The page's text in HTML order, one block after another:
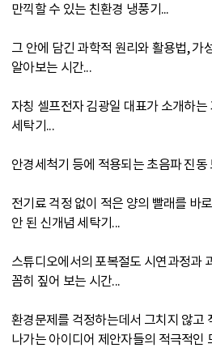
만끽할 수 있는 친환경 냉풍기...
그 안에 담긴 과학적 원리와 활용법, 가
알아보는 시간...
자칭 셀프전자 김광일 대표가 소개하
세탁기...
안경세척기 등에 적용되는 초음파 진동
전기료 걱정 없이 적은 양의 빨래를 바
안 된 신개념 세탁기...
스튜디오에서의 포복절도 시연과정과
꼼히 짚어 보는 시간...
환경문제를 걱정하는데서 그치지 않고
나가는 아이디어 제안자들의 적극적인